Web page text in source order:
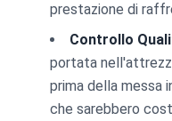
prestazione di
Controllo
portata
prima della messa
che sarebbero